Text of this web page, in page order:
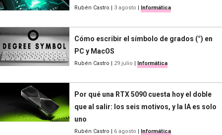
Rubén Castro | 3 agosto | Informática
Cómo escribir el símbolo de grados (°) en
PC y MacOS
Rubén Castro | 29 julio | Informática
Por qué una RTX 5090 cuesta hoy el doble
que al salir: los seis motivos, y la IA es solo
uno
Rubén Castro | 6 agosto | Informática